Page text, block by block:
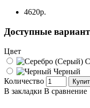
4620р.
Доступные
Цвет
Черный
Количество
В закладки В сравнение